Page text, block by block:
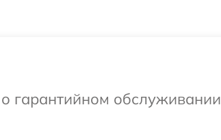
гарантийном обслуживании